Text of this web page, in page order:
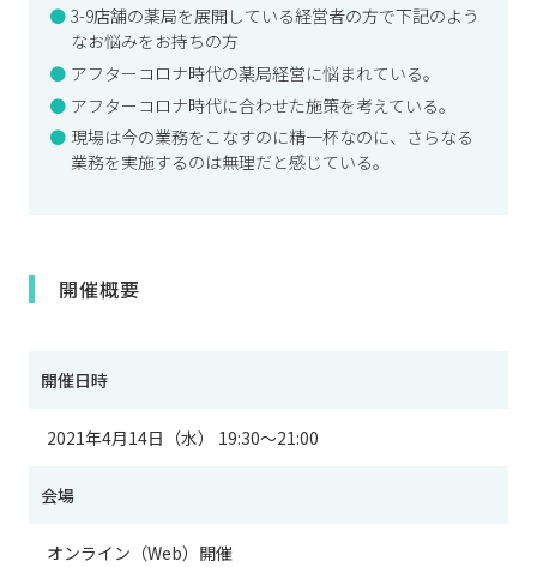
3-9店舗の薬局を展開している経営者の方で下記のよう
なお悩みをお持ちの方
アフターコロナ時代の薬局経営に悩まれている。
アフターコロナ時代に合わせた施策を考えている。
現場は今の業務をこなすのに精一杯なのに、さらなる
業務を実施するのは無理だと感じている。
開催概要
開催日時
2021年4月14日（水） 19:30～21:00
会場
オンライン（Web）開催